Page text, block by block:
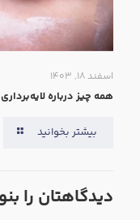
اسفند ۱۸, ۱۴۰۳
همه‌ چیز درباره
بیشتر بخوانید
دیدگاهتان را